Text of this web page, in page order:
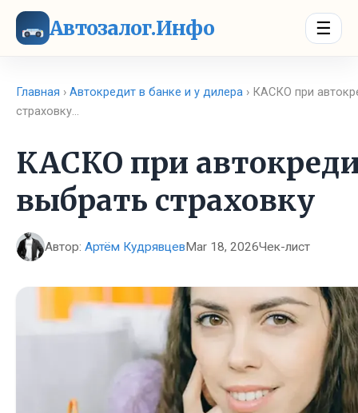
Автозалог.Инфо ☰
Главная › Автокредит в банке и у дилера › КАСКО при
страховку…
КАСКО при
выбрать страховку
Автор: Артём КудрявцевMar 18, 2026Чек-лист